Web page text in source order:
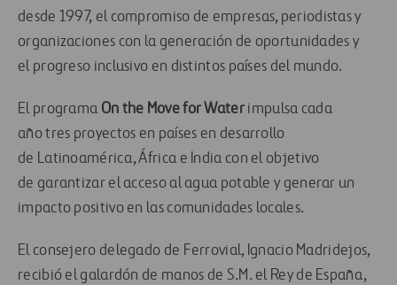
desde 1997, el compromiso de empresas, periodistas y
organizaciones con la generación de oportunidades y
el progreso inclusivo en distintos países del mundo.
El programa On the MoveforWater impulsa cada
añotres proyectos en países en desarrollo
de Latinoamérica, África e India con el objetivo
de garantizar elacceso alagua potable y generar un
impacto positivo en las comunidades locales.
El consejero delegado de Ferrovial, Ignacio Madridejos,
recibió el galardón de manos de S.M. el Rey de España,